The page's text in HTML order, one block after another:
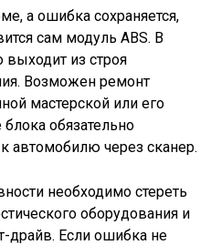
а ошибка сохраняется,
сам модуль ABS. В
выходит из строя
Возможен ремонт
мастерской или его
обязательно
к автомобилю через сканер.
необходимо стереть
оборудования и
драйв. Если ошибка не